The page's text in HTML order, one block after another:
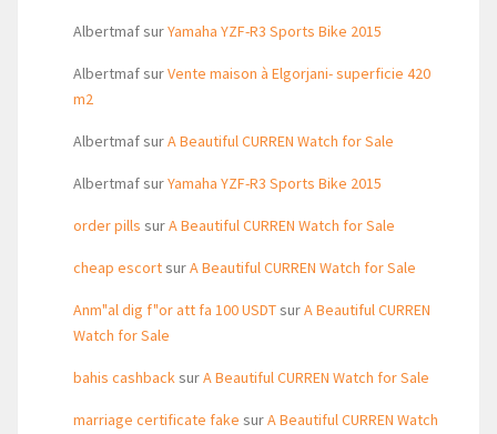
AlbertmafsurYamaha YZF-R3 Sports Bike 2015
AlbertmafsurVente maison à Elgorjani- superficie 420
m2
AlbertmafsurA Beautiful CURREN Watch for Sale
AlbertmafsurYamaha YZF-R3 Sports Bike 2015
order pills surA Beautiful CURREN Watch for Sale
cheap escortsurA Beautiful CURREN Watch for Sale
Anm"al dig f"or att fa 100 USDTsurA Beautiful CURREN
Watch for Sale
bahis cashbacksurA Beautiful CURREN Watch for Sale
marriage certificate fake surA Beautiful CURREN Watch